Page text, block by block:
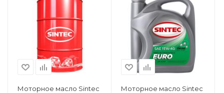
Моторное масло Sintec
Моторное масло Sintec